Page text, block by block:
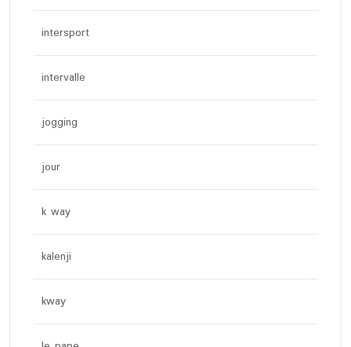
intersport
intervalle
jogging
jour
k way
kalenji
kway